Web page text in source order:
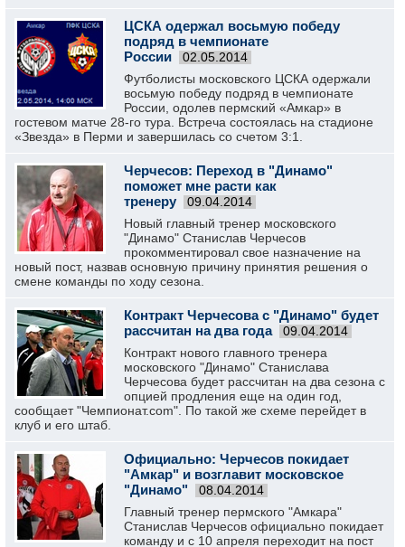
ЦСКА одержал восьмую победу
подряд в чемпионате
России
02.05.2014
Футболисты московского ЦСКА одержали
восьмую победу подряд в чемпионате
России, одолев пермский «Амкар» в
гостевом матче 28-го тура. Встреча состоялась на стадионе
«Звезда» в Перми и завершилась со счетом 3:1.
Черчесов: Переход в "Динамо"
поможет мне расти как
тренеру
09.04.2014
Новый главный тренер московского
"Динамо" Станислав Черчесов
прокомментировал свое назначение на
новый пост, назвав основную причину принятия решения о
смене команды по ходу сезона.
Контракт Черчесова с "Динамо" будет
рассчитан на два года
09.04.2014
Контракт нового главного тренера
московского "Динамо" Станислава
Черчесова будет рассчитан на два сезона с
опцией продления еще на один год,
сообщает "Чемпионат.com". По такой же схеме перейдет в
клуб и его штаб.
Официально: Черчесов покидает
"Амкар" и возглавит московское
"Динамо"
08.04.2014
Главный тренер пермского "Амкара"
Станислав Черчесов официально покидает
команду и с 10 апреля переходит на пост